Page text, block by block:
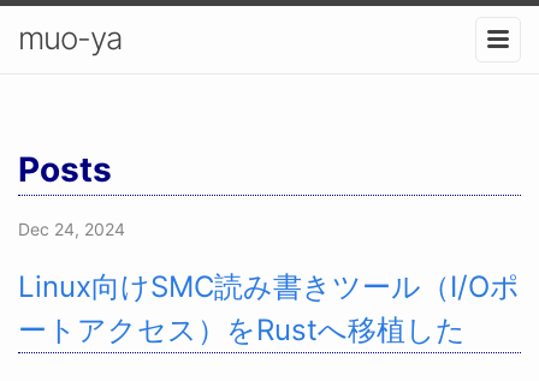
muo-ya
Posts
Dec 24, 2024
Linux向けSMC読み書きツール（I/Oポ
ートアクセス）をRustへ移植した